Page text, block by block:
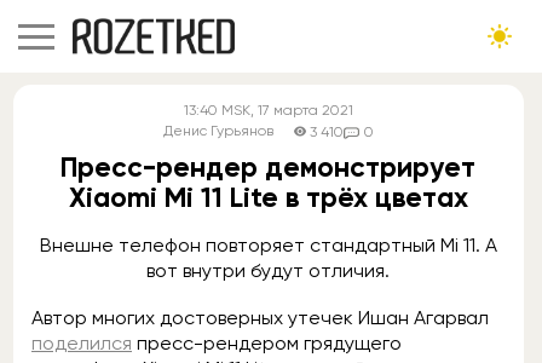
13:40 MSK, 17 марта 2021
Денис Гурьянов
3 410 0
Пресс-рендер демонстрирует
Xiaomi Mi 11 Lite в трёх цветах
Внешне телефон повторяет стандартный Mi 11. А
вот внутри будут отличия.
Автор многих достоверных утечек Ишан Агарвал
поделился пресс-рендером грядущего